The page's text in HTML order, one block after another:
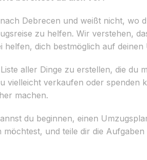
Debrecen und weißt nicht, wo
zu helfen. Wir verstehen,
helfen, dich bestmöglich auf
aller Dinge zu erstellen, die
vielleicht verkaufen oder spenden
machen.
du beginnen, einen
und teile dir die